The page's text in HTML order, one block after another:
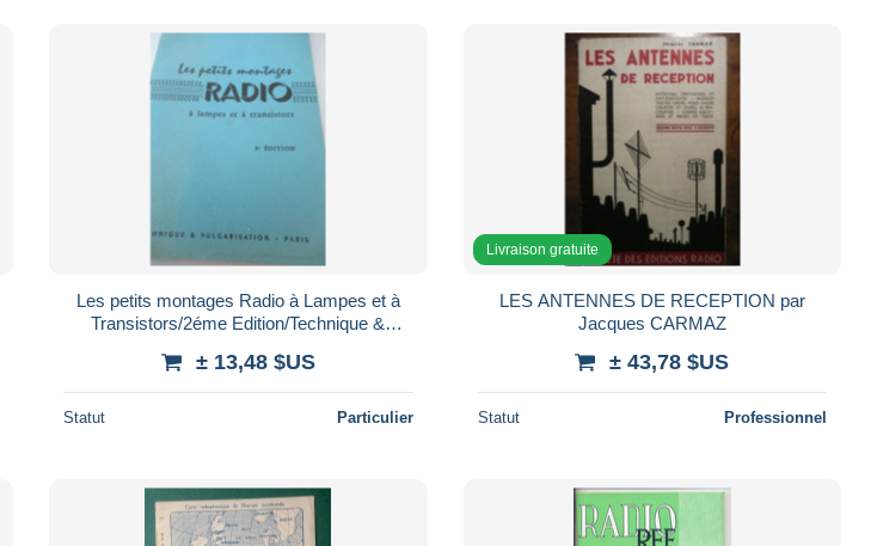
Les petits montages Radio à Lampes et à
Transistors/2éme Edition/Technique &
± 13,48 $US
Statut Particulier
Livraison gratuite
LES ANTENNES DE RECEPTION par
Jacques CARMAZ
± 43,78 $US
Statut Professionnel